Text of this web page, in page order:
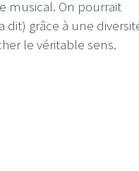
musical. On pourrait
grâce à une
le véritable sens.